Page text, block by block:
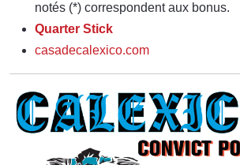
notés (*) correspondent aux bonus.
Quarter Stick
casadecalexico.com